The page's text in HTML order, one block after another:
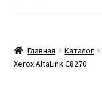
… Главная Каталог
Xerox AltaLink C8270